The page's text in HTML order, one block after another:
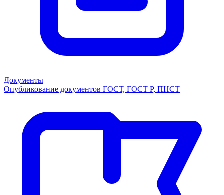
Документы
Опубликование документов ГОСТ, ГОСТ Р, ПНСТ